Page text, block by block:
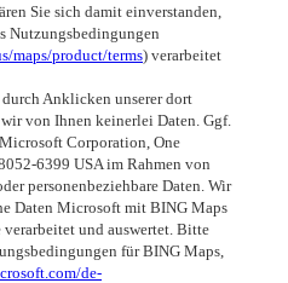
Sie sich damit einverstanden,
Nutzungsbedingungen
maps/product/terms) verarbeitet
Anklicken unserer dort
von Ihnen keinerlei Daten. Ggf.
Corporation, One
6399 USA im Rahmen von
personenbeziehbare Daten. Wir
Daten Microsoft mit BING Maps
und auswertet. Bitte
für BING Maps,
de-